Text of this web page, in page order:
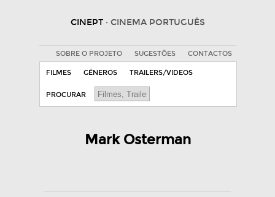
CINEPT · CINEMA PORTUGUÊS
SOBRE O PROJETO SUGESTÕES CONTACTOS
FILMES GÉNEROS TRAILERS/VIDEOS
PROCURAR
Mark Osterman